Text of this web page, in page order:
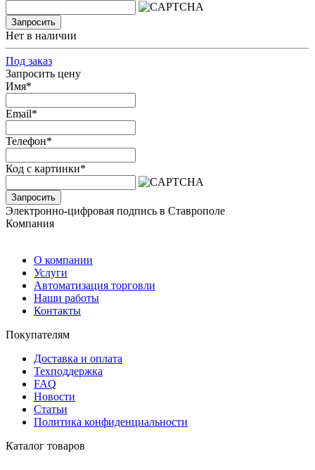
Запросить
Нет в наличии
Под заказ
Запросить цену
Имя*
Email*
Телефон*
Код с картинки*
Запросить
Электронно-цифровая подпись в Ставрополе
Компания
О компании
Услуги
Автоматизация торговли
Наши работы
Контакты
Покупателям
Доставка и оплата
Техподдержка
FAQ
Новости
Статьи
Политика конфиденциальности
Каталог товаров